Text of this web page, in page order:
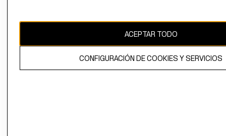
ACEPTAR TODO
CONFIGURACIÓN DE COOKIES Y SERVICIOS